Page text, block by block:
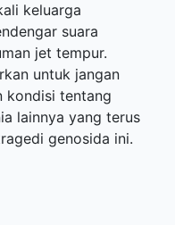
keluarga
suara
jet tempur.
untuk jangan
kondisi tentang
lainnya yang terus
genosida ini.